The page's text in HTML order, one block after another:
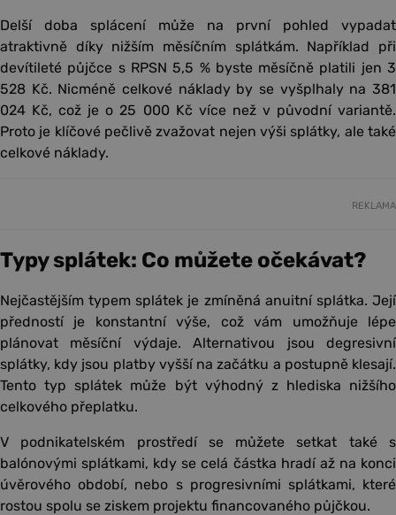
Delší doba splácení může na první pohled vypadat
atraktivně díky nižším měsíčním splátkám. Například při
devítileté půjčce s RPSN 5,5 % byste měsíčně platili jen 3
528 Kč. Nicméně celkové náklady by se vyšplhaly na 381
024 Kč, což je o 25 000 Kč více než v původní variantě.
Proto je klíčové pečlivě zvažovat nejen výši splátky, ale také
celkové náklady.
REKLAMA
Typy splátek: Co můžete očekávat?
Nejčastějším typem splátek je zmíněná anuitní splátka. Její
předností je konstantní výše, což vám umožňuje lépe
plánovat měsíční výdaje. Alternativou jsou degresivní
splátky, kdy jsou platby vyšší na začátku a postupně klesají.
Tento typ splátek může být výhodný z hlediska nižšího
celkového přeplatku.
V podnikatelském prostředí se můžete setkat také s
balónovými splátkami, kdy se celá částka hradí až na konci
úvěrového období, nebo s progresivními splátkami, které
rostou spolu se ziskem projektu financovaného půjčkou.